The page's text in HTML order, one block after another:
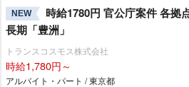
NEW
時給1780円 官公庁案件 各拠
長期「豊洲」
トランスコスモス株式会社
時給1,780円～
アルバイト・パート / 東京都